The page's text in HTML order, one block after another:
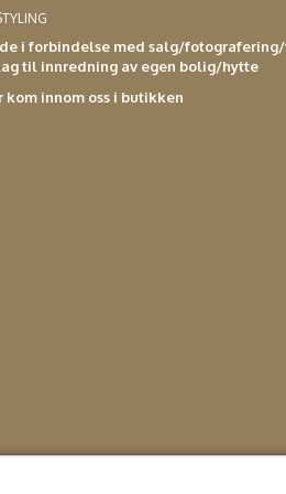
i forbindelse med salg/
til innredning av egen bolig/hytte
kom innom oss i butikken